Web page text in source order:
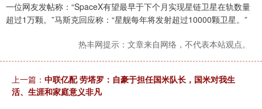
一位网友发帖称：“SpaceX有望最早于下个月实现星链卫星在轨数量
超过1万颗。”马斯克回应称：“星舰每年将发射超过10000颗卫星。”
热丰网提示：文章来自网络，不代表本站观点。
上一篇： 中联亿配 劳塔罗：自豪于担任国米队长，国米对我生
活、生涯和家庭意义非凡